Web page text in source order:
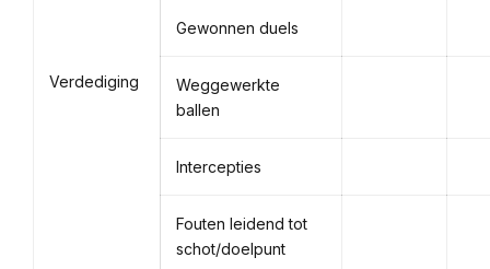
Verdediging
Gewonnen duels
Weggewerkte
ballen
Intercepties
Fouten leidend tot
schot/doelpunt